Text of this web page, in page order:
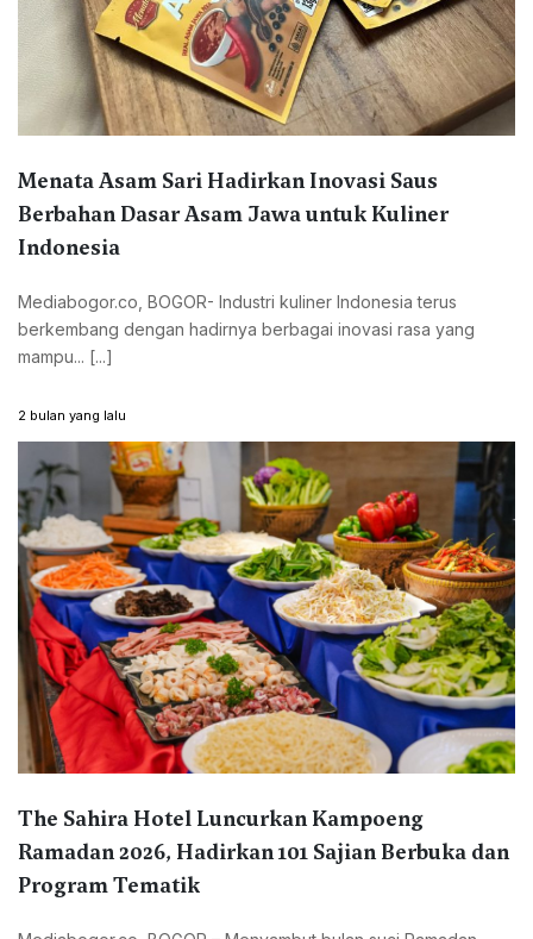
Menata Asam Sari Hadirkan Inovasi Saus
Berbahan Dasar Asam Jawa untuk Kuliner
Indonesia
Mediabogor.co, BOGOR- Industri kuliner Indonesia terus
berkembang dengan hadirnya berbagai inovasi rasa yang
mampu... [...]
2 bulan yang lalu
The Sahira Hotel Luncurkan Kampoeng
Ramadan 2026, Hadirkan 101 Sajian Berbuka dan
Program Tematik